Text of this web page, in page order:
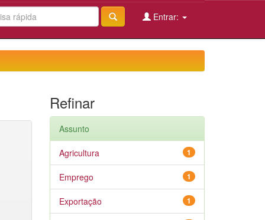
Entrar:
Refinar
Assunto
1
Agricultura
1
Emprego
1
Exportação